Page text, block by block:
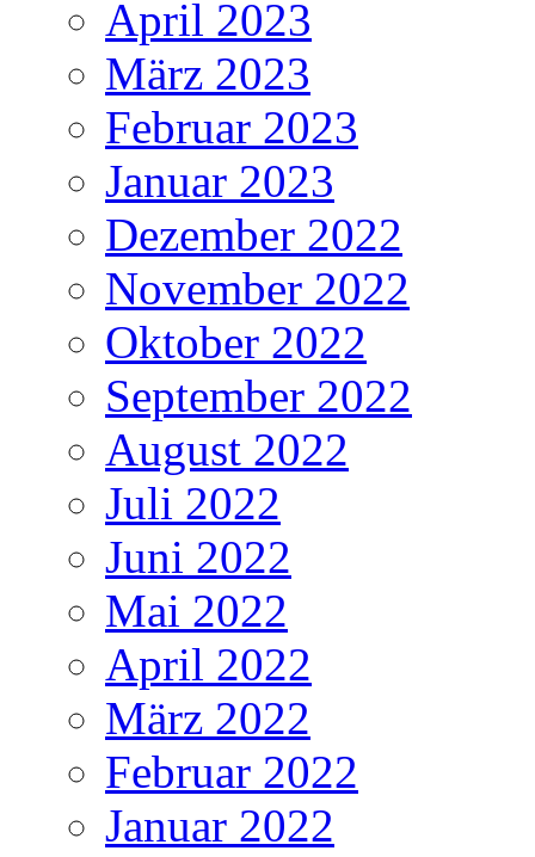
April 2023
März 2023
Februar 2023
Januar 2023
Dezember 2022
November 2022
Oktober 2022
September 2022
August 2022
Juli 2022
Juni 2022
Mai 2022
April 2022
März 2022
Februar 2022
Januar 2022